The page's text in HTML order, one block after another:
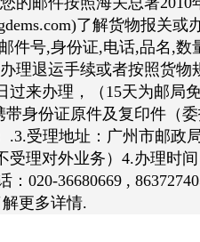
了解货物报关或
件号,身份证,电话,品名,数
办理退运手续或者按照货
过来办理，（15天为邮局
带身份证原件及复印件（
.3.受理地址：广州市邮政
受理对外业务）4.办理时
：020-36680669 ,
更多详情.